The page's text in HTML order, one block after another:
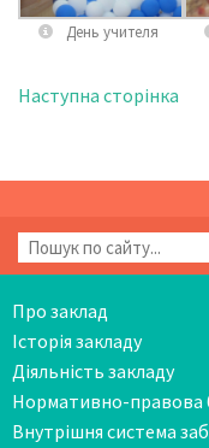
День учителя
Наступна сторінка
Про заклад
Історія закладу
Діяльність закладу
Нормативно-правова
Внутрішня система